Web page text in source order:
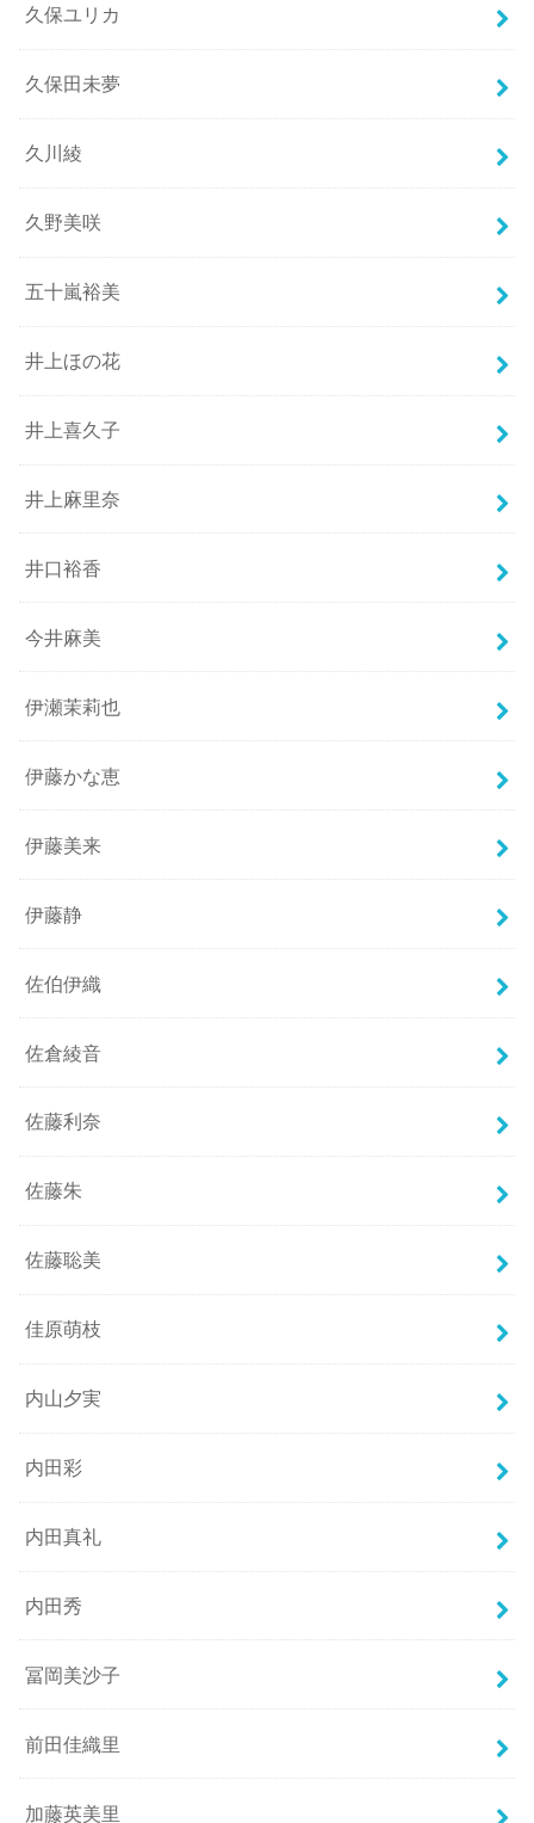
久保ユリカ
久保田未夢
久川綾
久野美咲
五十嵐裕美
井上ほの花
井上喜久子
井上麻里奈
井口裕香
今井麻美
伊瀬茉莉也
伊藤かな恵
伊藤美来
伊藤静
佐伯伊織
佐倉綾音
佐藤利奈
佐藤朱
佐藤聡美
佳原萌枝
内山夕実
内田彩
内田真礼
内田秀
冨岡美沙子
前田佳織里
加藤英美里